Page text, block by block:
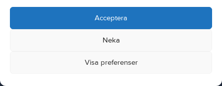
Acceptera
Neka
Visa preferenser